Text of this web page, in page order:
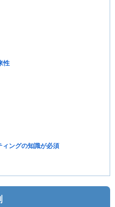
性
ングの知識が必須